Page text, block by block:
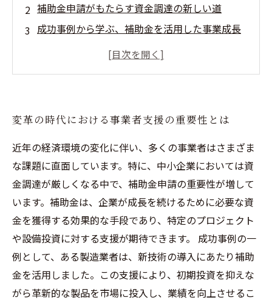
補助金申請がもたらす資金調達の新しい道
成功事例から学ぶ、補助金を活用した事業成長
持続可能な成長のために、支援を受けるべき理
由
新たな可能性を拓く！これからの事業者支援の
ビジョン
変革の時代における事業者支援の重要性とは
近年の経済環境の変化に伴い、多くの事業者はさまざま
な課題に直面しています。特に、中小企業においては資
金調達が厳しくなる中で、補助金申請の重要性が増して
います。補助金は、企業が成長を続けるために必要な資
金を獲得する効果的な手段であり、特定のプロジェクト
や設備投資に対する支援が期待できます。 成功事例の一
例として、ある製造業者は、新技術の導入にあたり補助
金を活用しました。この支援により、初期投資を抑えな
がら革新的な製品を市場に投入し、業績を向上させるこ